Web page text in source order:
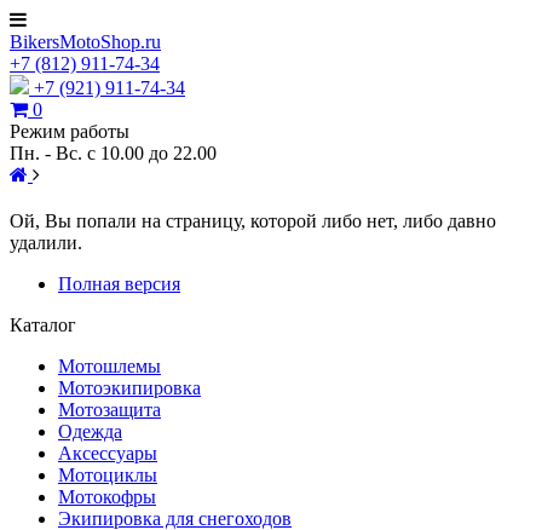
BikersMotoShop.ru
+7 (812) 911-74-34
+7 (921) 911-74-34
0
Режим работы
Пн. - Вс. с 10.00 до 22.00
Ой, Вы попали на страницу, которой либо нет, либо давно
удалили.
Полная версия
Каталог
Мотошлемы
Мотоэкипировка
Мотозащита
Одежда
Аксессуары
Мотоциклы
Мотокофры
Экипировка для снегоходов